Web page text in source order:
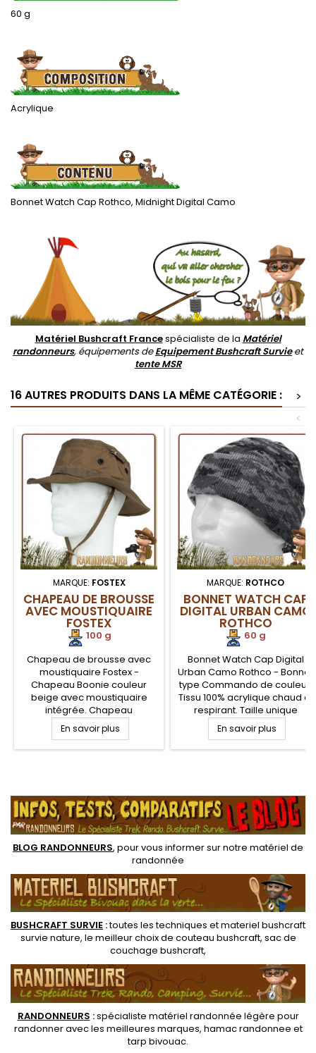
60 g
.
Acrylique
.
Bonnet Watch Cap Rothco, Midnight Digital Camo
.
Matériel Bushcraft Francespécialiste de la Matériel
randonneurs, équipements deEquipement Bushcraft Survieet
tente MSR
16 AUTRES PRODUITS DANS LA MÊME CATÉGORIE :
>
<
MARQUE: FOSTEX
CHAPEAU DE BROUSSE
AVEC MOUSTIQUAIRE
FOSTEX
100 g
Chapeau de brousse avec
moustiquaire Fostex -
Chapeau Boonie couleur
beige avec moustiquaire
intégrée. Chapeau
moustiquaire coton ripstop
avec toile moustiquaire qui
se range dans une pochette
bushcraft, en zone tropicales
et pas que...
En savoir plus
MARQUE: ROTHCO
BONNET WATCH CAP
DIGITAL URBAN CAMO
ROTHCO
60 g
Bonnet Watch Cap Digital
Urban Camo Rothco - Bonnet
type Commando de couleur.
Tissu 100% acrylique chaud et
respirant. Taille unique
En savoir plus
BLOG RANDONNEURS, pour vous informer sur notre matériel de
randonnée
BUSHCRAFT SURVIE :toutes les techniques etmateriel bushcraft
survie nature, le meilleur choix de couteau bushcraft, sac de
couchage bushcraft,
RANDONNEURS :spécialiste matériel randonnée légère pour
randonner avec les meilleures marques, hamac randonnee et
tarp bivouac.